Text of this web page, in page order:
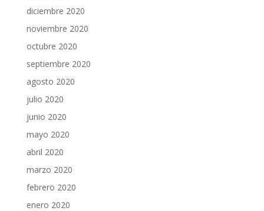
diciembre 2020
noviembre 2020
octubre 2020
septiembre 2020
agosto 2020
julio 2020
junio 2020
mayo 2020
abril 2020
marzo 2020
febrero 2020
enero 2020